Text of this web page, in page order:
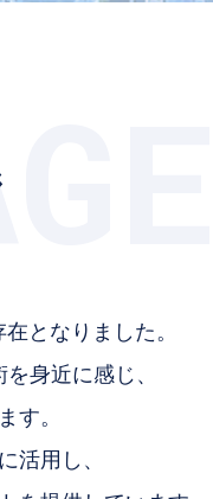
となりました。
身近に感じ、
す。
活用し、